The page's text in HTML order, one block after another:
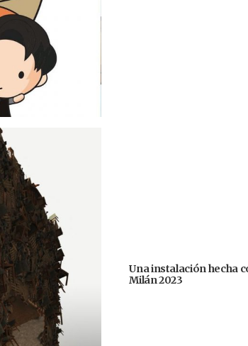
Una instalación hecha
Milán 2023